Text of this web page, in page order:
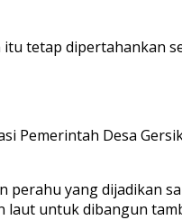
tetap dipertahankan
Pemerintah Desa
perahu yang dijadikan
laut untuk dibangun